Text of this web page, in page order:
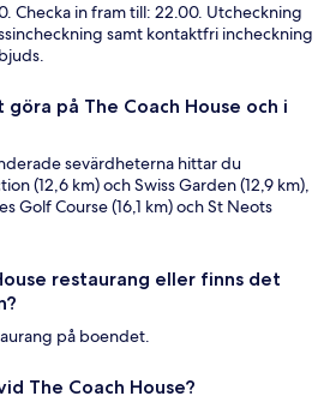
Checka in fram till: 22.00. Utcheckning
samt kontaktfri incheckning
på The Coach House och i
sevärdheterna hittar du
(12,6 km) och Swiss Garden (12,9 km),
Golf Course (16,1 km) och St Neots
restaurang eller finns det
på boendet.
The Coach House?